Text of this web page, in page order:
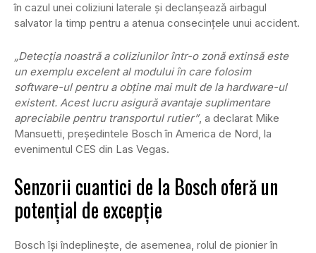
în cazul unei coliziuni laterale și declanșează airbagul
salvator la timp pentru a atenua consecințele unui accident.
„Detecția noastră a coliziunilor într-o zonă extinsă este
un exemplu excelent al modului în care folosim
software-ul pentru a obține mai mult de la hardware-ul
existent. Acest lucru asigură avantaje suplimentare
apreciabile pentru transportul rutier”, a declarat Mike
Mansuetti, președintele Bosch în America de Nord, la
evenimentul CES din Las Vegas.
Senzorii cuantici de la Bosch oferă un
potențial de excepție
Bosch își îndeplinește, de asemenea, rolul de pionier în